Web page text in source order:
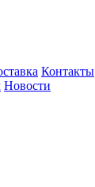
Контакты
Новости